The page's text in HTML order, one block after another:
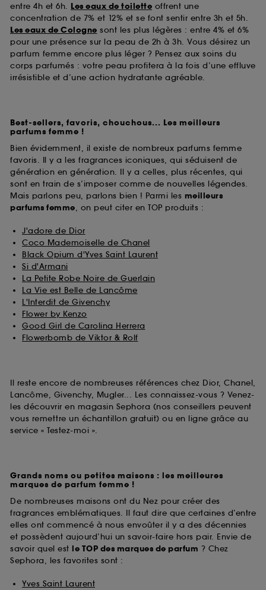
entre 4h et 6h. Les eaux de toilette offrent une
concentration de 7% et 12% et se font sentir entre 3h et 5h.
Les eaux de Cologne sont les plus légères : entre 4% et 6%
pour une présence sur la peau de 2h à 3h. Vous désirez un
parfum femme encore plus léger ? Pensez aux soins du
corps parfumés : votre peau profitera à la fois d’une effluve
irrésistible et d’une action hydratante agréable.
Best-sellers, favoris, chouchous... Les meilleurs
parfums femme !
Bien évidemment, il existe de nombreux parfums femme
favoris. Il y a les fragrances iconiques, qui séduisent de
génération en génération. Il y a celles, plus récentes, qui
sont en train de s’imposer comme de nouvelles légendes.
Mais parlons peu, parlons bien ! Parmi les meilleurs
parfums femme, on peut citer en TOP produits :
J'adore de Dior
Coco Mademoiselle de Chanel
Black Opium d'Yves Saint Laurent
Si d'Armani
La Petite Robe Noire de Guerlain
La Vie est Belle de Lancôme
L'Interdit de Givenchy
Flower by Kenzo
Good Girl de Carolina Herrera
Flowerbomb de Viktor & Rolf
Il reste encore de nombreuses références chez Dior, Chanel,
Lancôme, Givenchy, Mugler... Les connaissez-vous ? Venez-
les découvrir en magasin Sephora (nos conseillers peuvent
vous remettre un échantillon gratuit) ou en ligne grâce au
service « Testez-moi ».
Grands noms ou petites maisons : les meilleures
marques de parfum femme !
De nombreuses maisons ont du Nez pour créer des
fragrances emblématiques. Il faut dire que certaines d’entre
elles ont commencé à nous envoûter il y a des décennies
et possèdent aujourd’hui un savoir-faire hors pair. Envie de
savoir quel est le TOP des marques de parfum ? Chez
Sephora, les favorites sont :
Yves Saint Laurent